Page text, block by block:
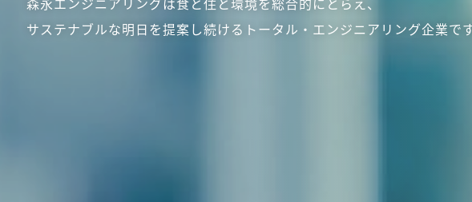
サステナブルな明日を提案し続けるトータル・エンジニアリング企業で